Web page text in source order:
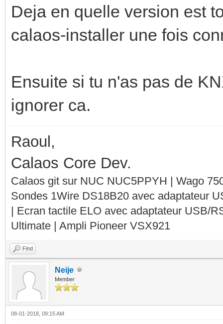
Deja en quelle version est
calaos-installer une fois
Ensuite si tu n'as pas de
ignorer ca.
Raoul,
Calaos Core Dev.
Calaos git sur NUC NUC5PPYH | Wago
Sondes 1Wire DS18B20 avec adaptateur
| Ecran tactile ELO avec adaptateur USB/
Ultimate | Ampli Pioneer VSX921
Find
Neije
Member
08-01-2018, 09:15 AM